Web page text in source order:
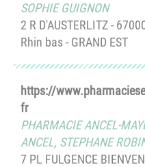
SOPHIE GUIGNON
2 R D'AUSTERLITZ -
Rhin bas - GRAND EST
https://
fr
PHARMACIE ANCEL-
ANCEL, STEPHANE
7 PL FULGENCE